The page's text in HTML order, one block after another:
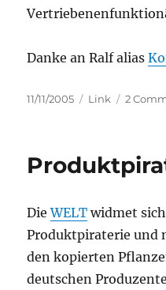
Danke an Ralf alias
Posted
11/11/2005 Categories
Link 2
DieWELT widmet
Produktpiraterie und
den kopierten
deutschen